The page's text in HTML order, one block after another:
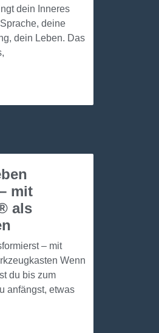
dein Inneres
deine
dein Leben. Das
mit
als
– mit
Wenn
du bis zum
anfängst, etwas